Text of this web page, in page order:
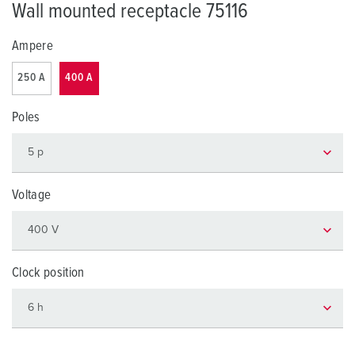
Wall mounted receptacle 75116
Ampere
250 A 400 A
Poles
Voltage
Clock position